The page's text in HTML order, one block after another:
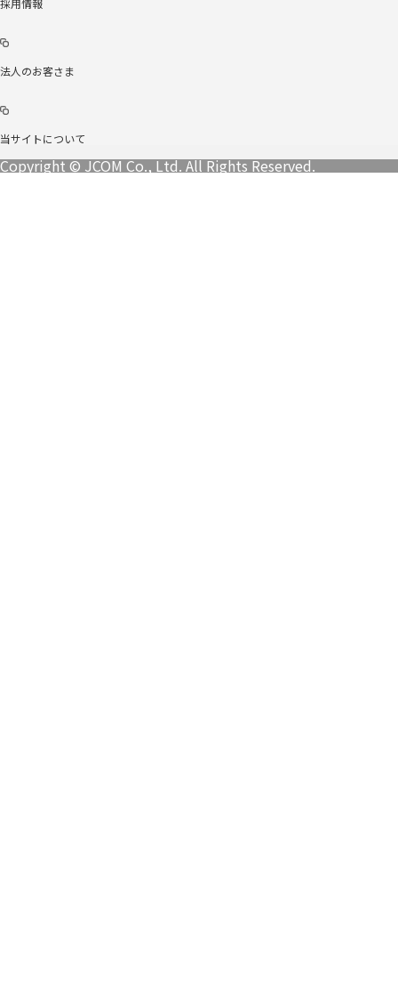
法人のお客さま
当サイトについて
Copyright © JCOM Co., Ltd. All Rights Reserved.